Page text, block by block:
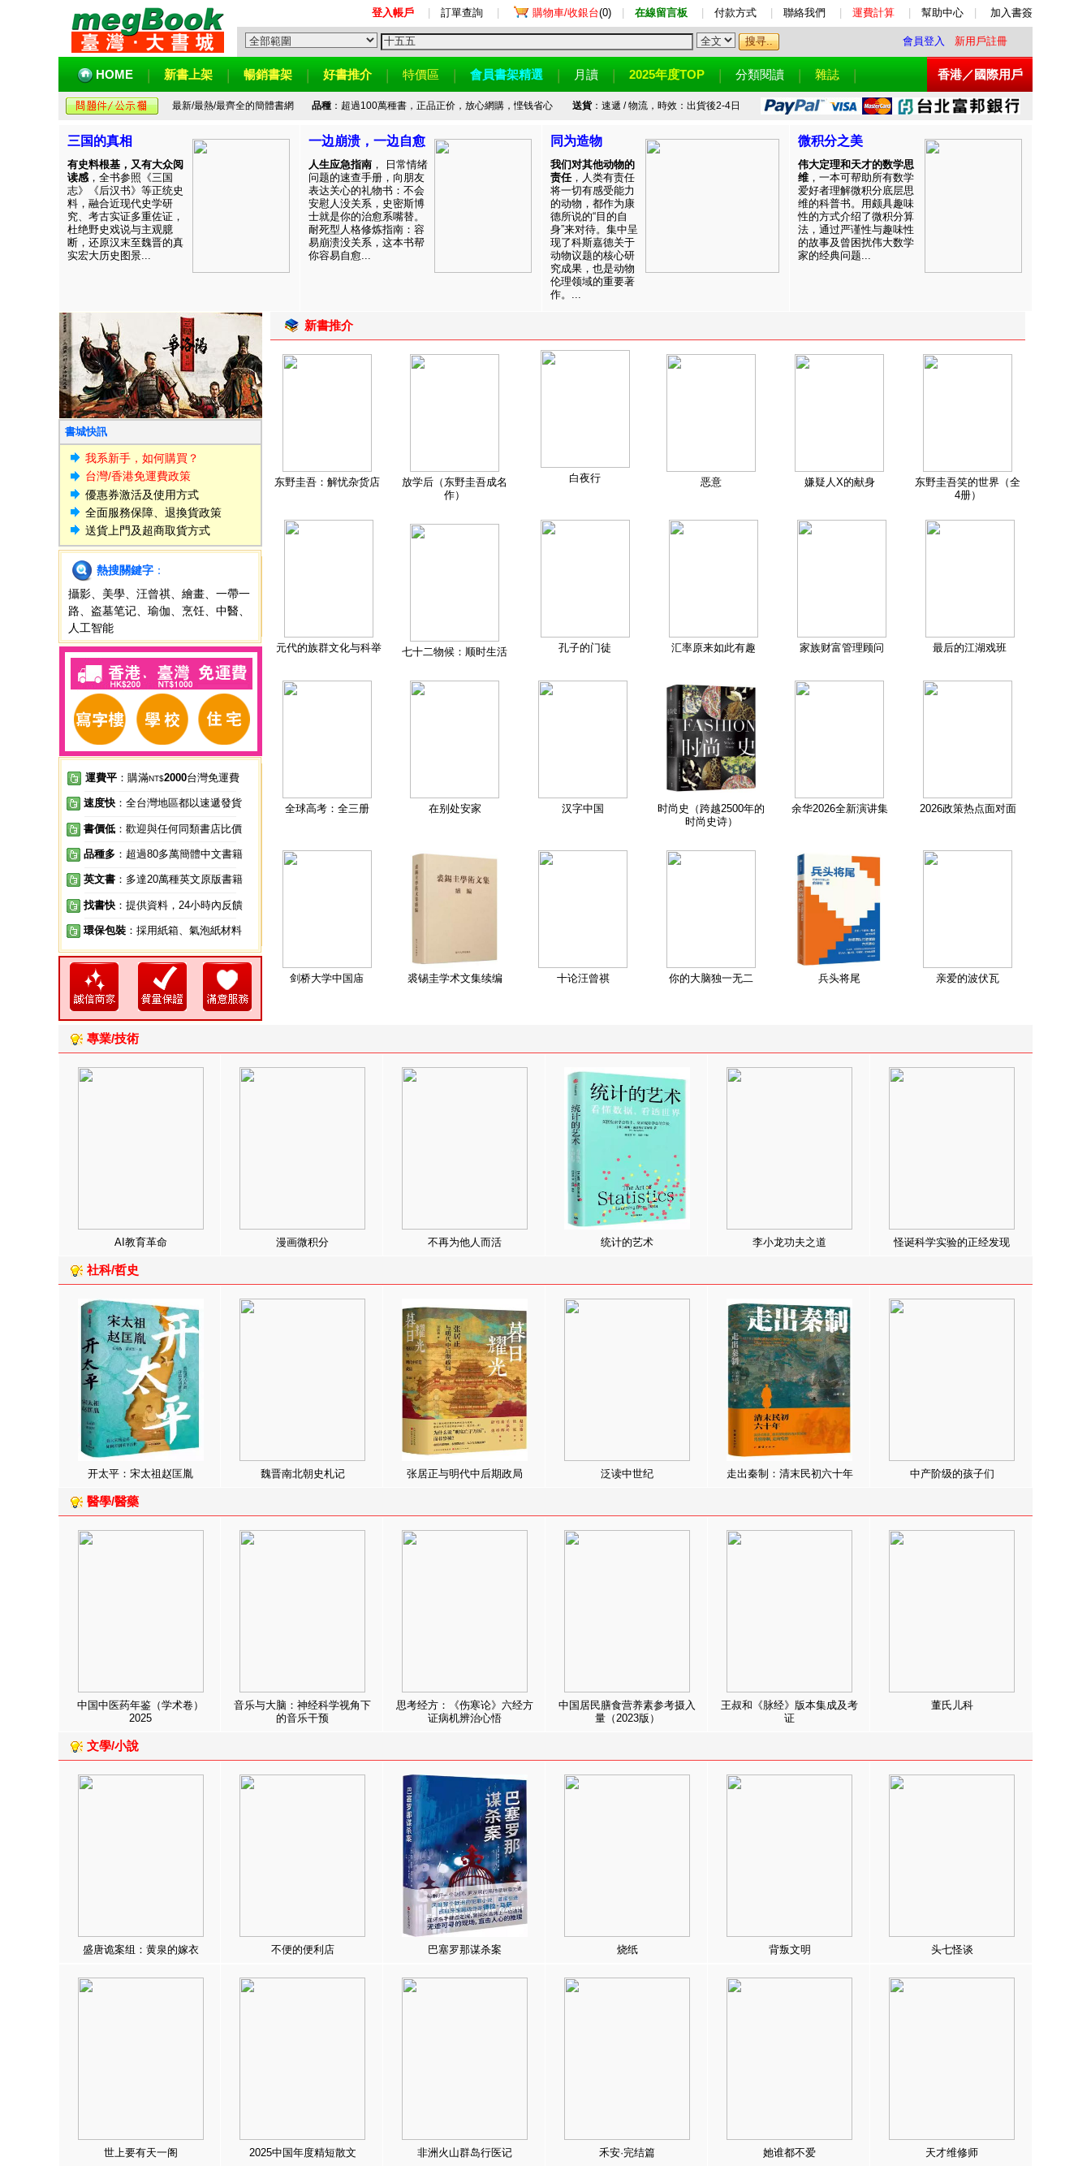
登入帳戶 訂單查詢 購物車/收銀台(0) 在線留言板 付款方式 聯絡我們 運費計算 幫助中心 加入書簽
會員登入 新用戶註冊
HOME 新書上架 暢銷書架 好書推介 特價區 會員書架精選 月讀 2025年度TOP 分類閱讀 雜誌 香港／國際用戶
最新/最熱/最齊全的簡體書網 品種：超過100萬種書，正品正价，放心網購，悭钱省心 送貨：速遞 / 物流，時效：出貨後2-4日
三国的真相
有史料根基，又有大众阅
读感 ，全书参照《三国
志》《后汉书》等正统史
料，融合近现代史学研
究、考古实证多重佐证，
杜绝野史戏说与主观臆
断，还原汉末至魏晋的真
实宏大历史图景...
一边崩溃，一边自愈
人生应急指南 ， 日常情绪
问题的速查手册，向朋友
表达关心的礼物书：不会
安慰人没关系，史密斯博
士就是你的治愈系嘴替。
耐死型人格修炼指南：容
易崩溃没关系，这本书帮
你容易自愈...
同为造物
我们对其他动物的
责任，人类有责任
将一切有感受能力
的动物，都作为康
德所说的“目的自
身”来对待。集中呈
现了科斯嘉德关于
动物议题的核心研
究成果，也是动物
伦理领域的重要著
作。...
微积分之美
伟大定理和天才的数学思
维 ，一本可帮助所有数学
爱好者理解微积分底层思
维的科普书。用颇具趣味
性的方式介绍了微积分算
法，通过严谨性与趣味性
的故事及曾困扰伟大数学
家的经典问题...
書城快訊
我系新手，如何購買？
台灣/香港免運費政策
優惠券激活及使用方式
全面服務保障、退換貨政策
送貨上門及超商取貨方式
熱搜關鍵字 ：
攝影
美學 汪曾祺 繪畫
一帶一
路
盗墓笔记 瑜伽 烹饪 中醫
人工智能
運費平 ：購滿NT$2000台灣免運費
速度快 ：全台灣地區都以速遞發貨
書價低 ：歡迎與任何同類書店比價
品種多 ：超過80多萬簡體中文書籍
英文書 ：多達20萬種英文原版書籍
找書快 ：提供資料，24小時內反饋
環保包裝 ：採用紙箱、氣泡紙材料
新書推介
东野圭吾：解忧杂货店
放学后（东野圭吾成名
作）
白夜行 恶意 嫌疑人X的献身
东野圭吾笑的世界（全
4册）
元代的族群文化与科举 七十二物候：顺时生活 孔子的门徒 汇率原来如此有趣 家族财富管理顾问 最后的江湖戏班
全球高考：全三册 在别处安家 汉字中国
时尚史（跨越2500年的
时尚史诗）
余华2026全新演讲集 2026政策热点面对面
剑桥大学中国庙 裘锡圭学术文集续编 十论汪曾祺 你的大脑独一无二 兵头将尾 亲爱的波伏瓦
專業/技術
AI教育革命 漫画微积分 不再为他人而活 统计的艺术 李小龙功夫之道 怪诞科学实验的正经发现
社科/哲史
开太平：宋太祖赵匡胤 魏晋南北朝史札记 张居正与明代中后期政局 泛读中世纪 走出秦制：清末民初六十年 中产阶级的孩子们
醫學/醫藥
中国中医药年鉴（学术卷）
2025
音乐与大脑：神经科学视角下
的音乐干预
思考经方：《伤寒论》六经方
证病机辨治心悟
中国居民膳食营养素参考摄入
量（2023版）
王叔和《脉经》版本集成及考
证
董氏儿科
文學/小說
盛唐诡案组：黄泉的嫁衣 不便的便利店 巴塞罗那谋杀案 烧纸 背叛文明 头七怪谈
世上要有天一阁 2025中国年度精短散文 非洲火山群岛行医记 禾安·完结篇 她谁都不爱 天才维修师